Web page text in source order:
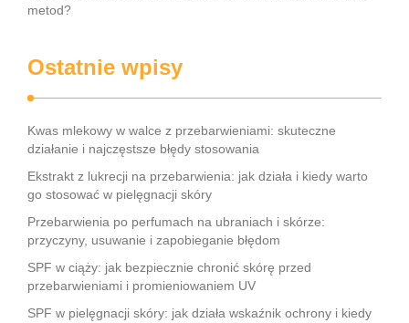
metod?
Ostatnie wpisy
Kwas mlekowy w walce z przebarwieniami: skuteczne
działanie i najczęstsze błędy stosowania
Ekstrakt z lukrecji na przebarwienia: jak działa i kiedy warto
go stosować w pielęgnacji skóry
Przebarwienia po perfumach na ubraniach i skórze:
przyczyny, usuwanie i zapobieganie błędom
SPF w ciąży: jak bezpiecznie chronić skórę przed
przebarwieniami i promieniowaniem UV
SPF w pielęgnacji skóry: jak działa wskaźnik ochrony i kiedy